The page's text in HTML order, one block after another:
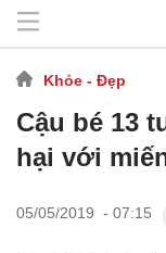
Khỏe - Đẹp
Cậu bé 13
hại với
05/05/2019 - 07:15